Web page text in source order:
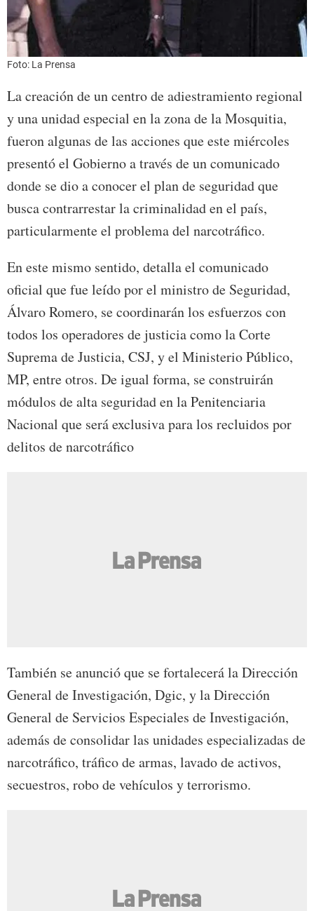
Foto: La Prensa
La creación de un centro de adiestramiento regional
y una unidad especial en la zona de la Mosquitia,
fueron algunas de las acciones que este miércoles
presentó el Gobierno a través de un comunicado
donde se dio a conocer el plan de seguridad que
busca contrarrestar la criminalidad en el país,
particularmente el problema del narcotráfico.
En este mismo sentido, detalla el comunicado
oficial que fue leído por el ministro de Seguridad,
Álvaro Romero, se coordinarán los esfuerzos con
todos los operadores de justicia como la Corte
Suprema de Justicia, CSJ, y el Ministerio Público,
MP, entre otros. De igual forma, se construirán
módulos de alta seguridad en la Penitenciaria
Nacional que será exclusiva para los recluidos por
delitos de narcotráfico
También se anunció que se fortalecerá la Dirección
General de Investigación, Dgic, y la Dirección
General de Servicios Especiales de Investigación,
además de consolidar las unidades especializadas de
narcotráfico, tráfico de armas, lavado de activos,
secuestros, robo de vehículos y terrorismo.